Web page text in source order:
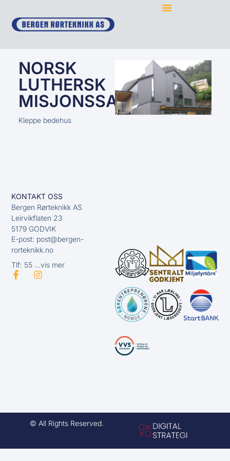
NORSK
LUTHERSK
MISJONSSAMBAND
Kleppe bedehus
KONTAKT OSS
Bergen Rørteknikk AS
Leirvikflaten 23
5179 GODVIK
E-post: post@bergen-
rorteknikk.no
Tlf: 55 ...vis mer
© All Rights Reserved.